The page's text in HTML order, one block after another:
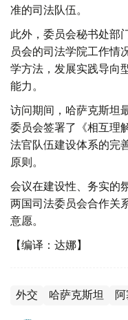
准的司法队伍。
此外，委员会秘书处部
员会的司法学院工作情
学方法，发展实践导向
能力。
访问期间，哈萨克斯坦
委员会签署了《相互理
法官队伍建设体系的完
原则。
会议在建设性、务实的
两国司法委员会合作关
意愿。
【编译：达娜】
外交 哈萨克斯坦